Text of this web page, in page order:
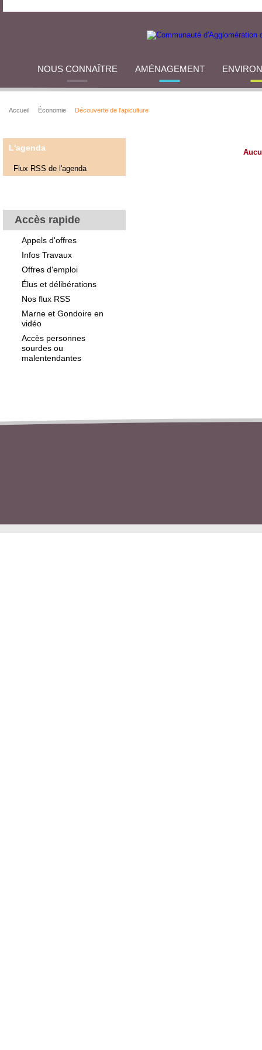
NOUS CONNAÎTRE AMÉNAGEMENT
Accueil Économie Découverte de l'apiculture
L'agenda
Flux RSS de l'agenda
Accès rapide
Appels d'offres
Infos Travaux
Offres d'emploi
Élus et délibérations
Nos flux RSS
Marne et Gondoire en
vidéo
Accès personnes
sourdes ou
malentendantes